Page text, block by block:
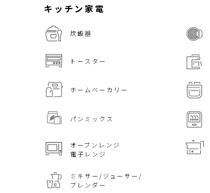
キッチン家電
炊飯器
トースター
ホームベーカリー
パンミックス
オーブンレンジ
電子レンジ
ミキサー/ジューサー/
ブレンダー